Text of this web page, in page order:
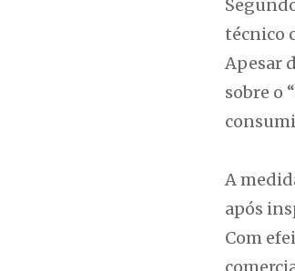
técnico
Apesar
sobre o
A
após
Com